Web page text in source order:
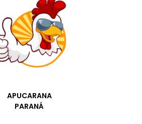
APUCARANA
PARANÁ